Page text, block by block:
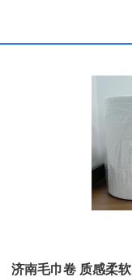
济南毛巾卷 质感柔软